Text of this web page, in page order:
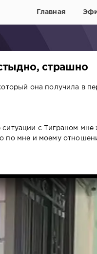
Главная
страшно
она получила в
с Тиграном мне
по мне и моему